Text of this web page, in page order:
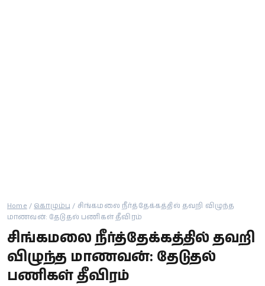
Home / கொழும்பு / சிங்கமலை நீர்த்தேக்கத்தில் தவறி விழுந்த
மாணவன்: தேடுதல் பணிகள் தீவிரம்
சிங்கமலை நீர்த்தேக்கத்தில் தவறி
விழுந்த மாணவன்: தேடுதல்
பணிகள் தீவிரம்